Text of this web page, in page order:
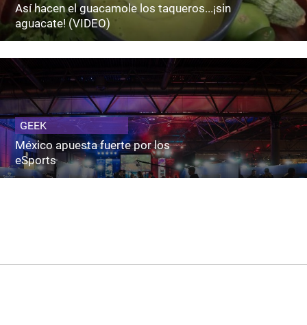
Así hacen el guacamole los taqueros...¡sin
aguacate! (VIDEO)
GEEK
México apuesta fuerte por los
eSports